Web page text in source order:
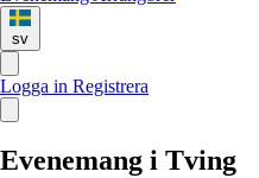
sv
Logga in Registrera
Evenemang i Tving